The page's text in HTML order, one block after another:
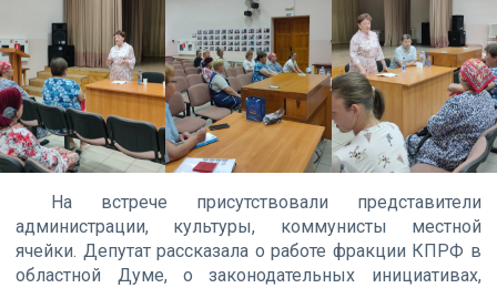
На встрече присутствовали представители
администрации, культуры, коммунисты местной
ячейки. Депутат рассказала о работе фракции КПРФ в
областной Думе, о законодательных инициативах,